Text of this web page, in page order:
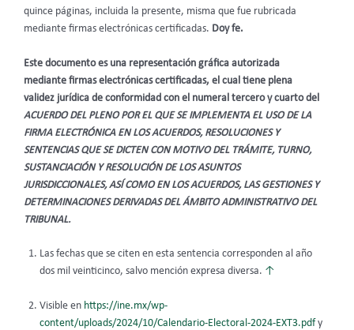
quince páginas, incluida la presente, misma que fue rubricada
mediante firmas electrónicas certificadas. Doy fe.
Este documento es una representación gráfica autorizada
mediante firmas electrónicas certificadas, el cual tiene plena
validez jurídica de conformidad con el numeral tercero y cuarto del
ACUERDO DEL PLENO POR EL QUE SE IMPLEMENTA EL USO DE LA
FIRMA ELECTRÓNICA EN LOS ACUERDOS, RESOLUCIONES Y
SENTENCIAS QUE SE DICTEN CON MOTIVO DEL TRÁMITE, TURNO,
SUSTANCIACIÓN Y RESOLUCIÓN DE LOS ASUNTOS
JURISDICCIONALES, ASÍ COMO EN LOS ACUERDOS, LAS GESTIONES Y
DETERMINACIONES DERIVADAS DEL ÁMBITO ADMINISTRATIVO DEL
TRIBUNAL.
Las fechas que se citen en esta sentencia corresponden al año
dos mil veinticinco, salvo mención expresa diversa. ↑
Visible en https://ine.mx/wp-
content/uploads/2024/10/Calendario-Electoral-2024-EXT3.pdf y